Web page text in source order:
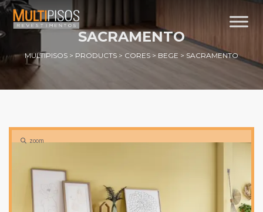
SACRAMENTO
MULTIPISOS > PRODUCTS > CORES > BEGE > SACRAMENTO
zoom